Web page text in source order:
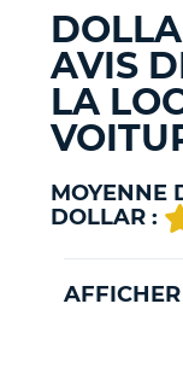
AVIS
LA
MOYENNE
DOLLAR :
AFFICHER